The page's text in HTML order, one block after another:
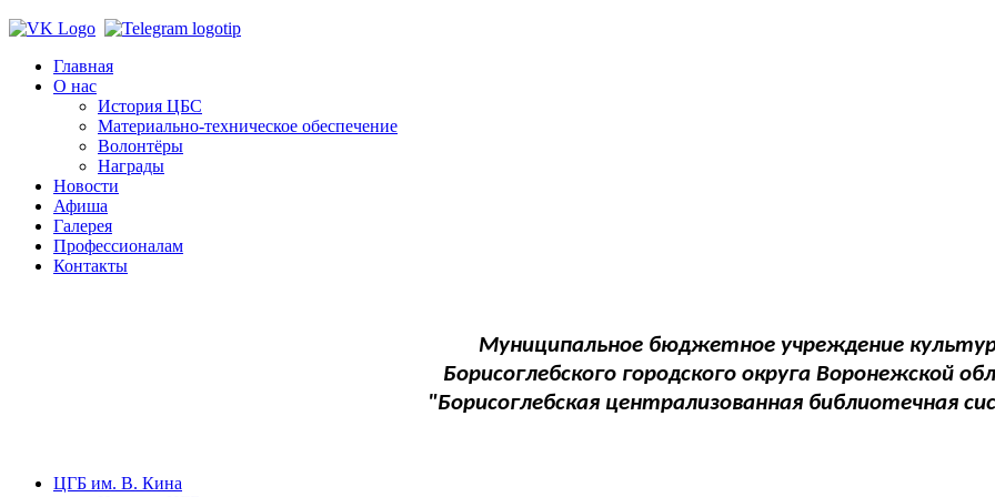
Главная
О нас
История ЦБС
Материально-техническое обеспечение
Волонтёры
Награды
Новости
Афиша
Галерея
Профессионалам
Контакты
Муниципальное бюджетное учреждение
Борисоглебского городского округа Воронежской
"Борисоглебская централизованная библиотечная
ЦГБ им. В. Кина